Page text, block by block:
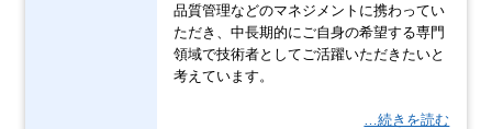
品質管理などのマネジメントに携わってい
ただき、中長期的にご自身の希望する専門
領域で技術者としてご活躍いただきたいと
考えています。
…続きを読む